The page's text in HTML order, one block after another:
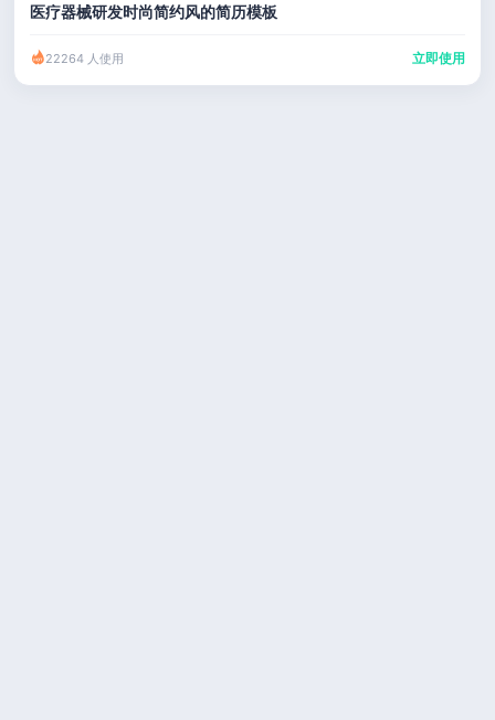
医疗器械研发时尚简约风的简历模板
22264 人使用 立即使用